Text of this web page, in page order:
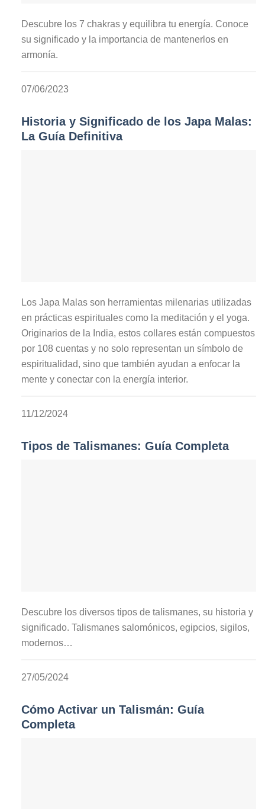
Descubre los 7 chakras y equilibra tu energía. Conoce
su significado y la importancia de mantenerlos en
armonía.
07/06/2023
Historia y Significado de los Japa Malas:
La Guía Definitiva
Los Japa Malas son herramientas milenarias utilizadas
en prácticas espirituales como la meditación y el yoga.
Originarios de la India, estos collares están compuestos
por 108 cuentas y no solo representan un símbolo de
espiritualidad, sino que también ayudan a enfocar la
mente y conectar con la energía interior.
11/12/2024
Tipos de Talismanes: Guía Completa
Descubre los diversos tipos de talismanes, su historia y
significado. Talismanes salomónicos, egipcios, sigilos,
modernos…
27/05/2024
Cómo Activar un Talismán: Guía
Completa